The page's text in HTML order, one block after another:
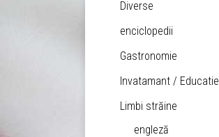
Diverse
enciclopedii
Gastronomie
Invatamant / Educatie
Limbi străine
engleză